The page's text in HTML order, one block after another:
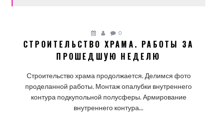
0
СТРОИТЕЛЬСТВО ХРАМА. РАБОТЫ ЗА
ПРОШЕДШУЮ НЕДЕЛЮ
Строительство храма продолжается. Делимся фото
проделанной работы. Монтаж опалубки внутреннего
контура подкупольной полусферы. Армирование
внутреннего контура...